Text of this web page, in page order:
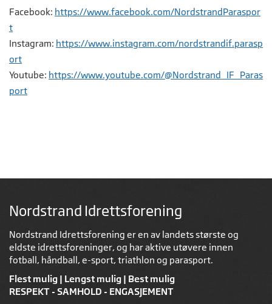
Facebook: https://www.facebook.com/NordstrandParaspor
t
Instagram: https://www.instagram.com/nordstrandif.parasp
ort
Youtube: https://www.youtube.com/@Nordstrand_IF_Paras
port
Nordstrand Idrettsforening
Nordstrand Idrettsforening er en av landets største og
eldste idrettsforeninger, og har aktive utøvere innen
fotball, håndball, e-sport, triathlon og parasport.
Flest mulig | Lengst mulig | Best mulig
RESPEKT - SAMHOLD - ENGASJEMENT